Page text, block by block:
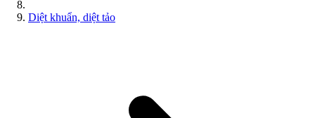
Diệt khuẩn, diệt tảo